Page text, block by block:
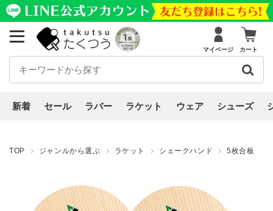
マイページ カート
新着 セール ラバー ラケット ウェア シューズ
TOP ジャンルから選ぶ ラケット シェークハンド 5枚合板